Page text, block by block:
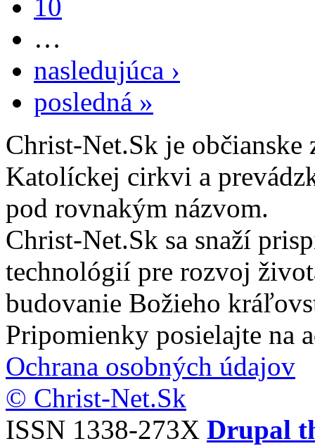
10
…
nasledujúca ›
posledná »
Christ-Net.Sk je
Katolíckej cirkvi a
pod rovnakým názvom.
Christ-Net.Sk sa snaží
technológií pre rozvoj
budovanie Božieho
Pripomienky posielajte na
Ochrana osobných údajov
© Christ-Net.Sk
ISSN 1338-273X Drupal